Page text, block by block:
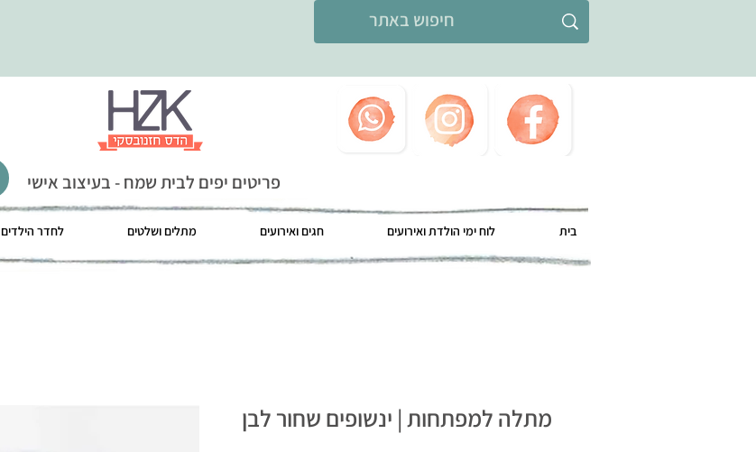
פריטים יפים לבית שמח - בעיצוב אישי
בית לוח ימי הולדת ואירועים חגים ואירועים מתלים ושלטים לחדר הילדים
מתלה למפתחות | ינשופים שחור לבן